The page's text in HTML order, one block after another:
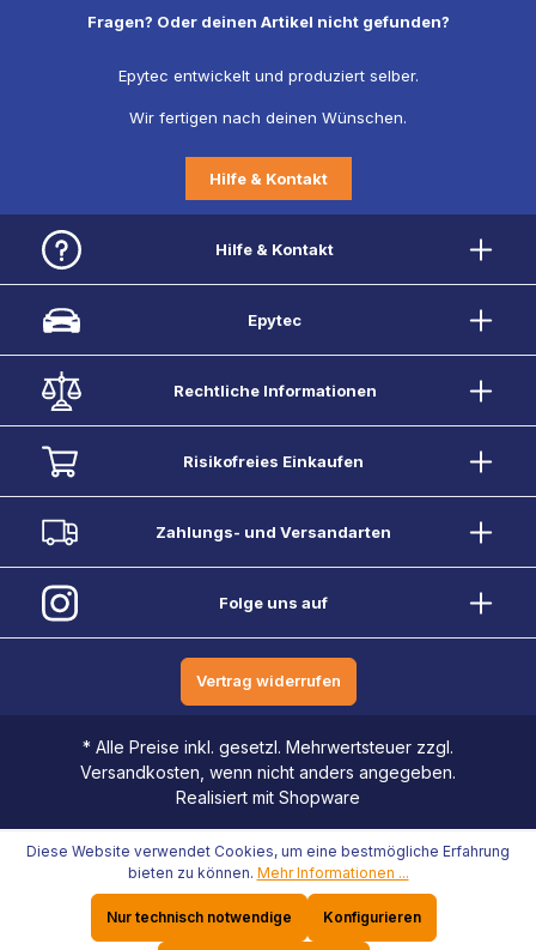
Fragen? Oder deinen Artikel nicht gefunden?
Epytec entwickelt und produziert selber.
Wir fertigen nach deinen Wünschen.
Hilfe & Kontakt
Hilfe & Kontakt
Epytec
Rechtliche Informationen
Risikofreies Einkaufen
Zahlungs- und Versandarten
Folge uns auf
Vertrag widerrufen
* Alle Preise inkl. gesetzl. Mehrwertsteuer zzgl.
Versandkosten, wenn nicht anders angegeben.
Realisiert mit Shopware
Diese Website verwendet Cookies, um eine bestmögliche Erfahrung
bieten zu können. Mehr Informationen ...
Nur technisch notwendige Konfigurieren